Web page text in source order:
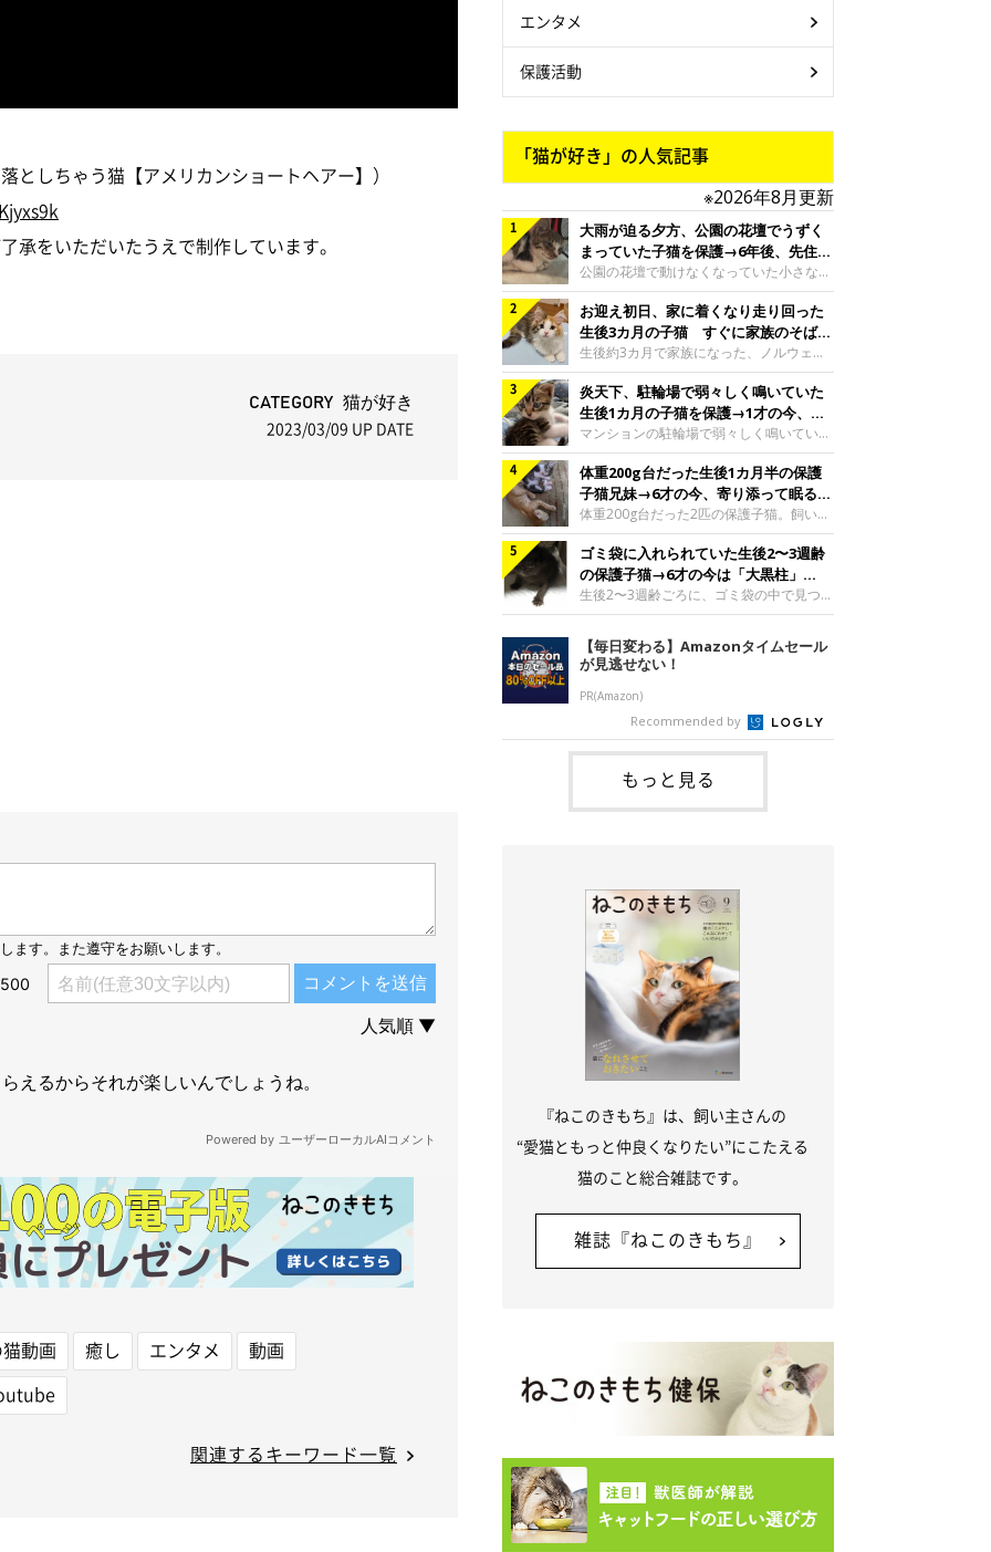
しちゃう猫【アメリカンショートヘアー】）
をいただいたうえで制作しています。
CATEGORY 猫が好き
2023/03/09 UP DATE
動画 癒し エンタメ
動画
関連するキーワード一覧
エンタメ
保護活動
「猫が好き」の人気記事
※2026年8月更新
大雨が迫る夕方、公園の花壇でうずく
まっていた子猫を保護→6年後、先住猫
と“姉妹”のような関係に
公園の花壇で動けなくなっていた小さな子
猫。家族に迎えられてから6年、先住猫と
の間には深い絆が育まれていました。保護
当時のティダちゃん。
@muumuu62197189紹介するのは、
X（旧Twitter）ユーザー
@muumuu62197189さんの愛猫・ティダ
ちゃん（取材時6才）の成長記録です。こ
ちらは、生後3カ月ごろのティダちゃん。
飼い主さんが出会ったのは、夜から大雨に
なると予報されていた日の夕方でした。花
壇で動けずにいた子猫保護したばかりのテ
ィダちゃん。@muumuu62197189飼い主
さんは、公園の
お迎え初日、家に着くなり走り回った
生後3カ月の子猫 すぐに家族のそばで
落ち着く姿に「迎えてよかった」
生後約3カ月で家族になった、ノルウェー
ジャンフォレストキャットの子猫。お迎え
翌日には、すでに家でくつろぐ様子を見せ
ていました。お迎え翌日、ベッドでうとう
とするむうちゃんお迎え翌日のむうちゃ
ん。@umimugi0304紹介するのは、
Instagramユーザー@umimugi0304さんの
愛猫・むうちゃん（撮影時、生後約3カ月
／ノルウェージャンフォレストキャッ
ト）。こちらは、お迎え翌日に撮影された
一枚。ゴハンをお腹いっぱい食べたむうち
ゃんは眠くなり、飼い主さん夫婦のベッド
でうとうとし始めたのだとか。飼い主さ
炎天下、駐輪場で弱々しく鳴いていた
生後1カ月の子猫を保護→1才の今、筋
肉質でツンデレなコに成長
マンションの駐輪場で弱々しく鳴いてい
た、生後1カ月ほどの子猫。家族に迎えら
れてから1年、体も行動も大きく成長しま
した。炎天下の駐輪場で鳴いていた小さな
子猫保護当時のモモちゃん。@Kingponzu
紹介するのは、X（旧Twitter）ユーザー
@Kingponzuさんの愛猫・モモちゃん（取
材時1才）の成長記録です。こちらは、モ
モちゃんが生後1カ月ごろに撮影された一
枚。飼い主さんの自宅マンションの駐輪場
です。子猫時代のモモちゃん。
@Kingponzuその日は気温が35℃を
体重200g台だった生後1カ月半の保護
子猫兄妹→6才の今、寄り添って眠る姿
にほっこり！
体重200g台だった2匹の保護子猫。飼い主
さんの家族になってから6年、ともに成長
するなかで、2匹の関係にも少しずつ変化
が見られました。家族になったばかりの小
さな兄妹猫（写真上から）妹猫・てんちゃ
ん、兄猫・ラムくん。@ten_ramu紹介す
るのは、X（旧Twitter）ユーザー
@ten_ramuさんの愛猫・ラムくんとてん
ちゃん（ともに取材時6才）の成長記録で
す。この写真は、お迎えして間もない生後
1カ月半ごろの2匹。当時、ラムくんは260
グラム、てんちゃんは209グラムと、どち
らもとても小さな体でした。2匹
ゴミ袋に入れられていた生後2〜3週齢
の保護子猫→6才の今は「大黒柱」
に！ 美しい黒猫に成長した姿にグッ
とくる
生後2〜3週齢ごろに、ゴミ袋の中で見つか
った小さな命。ミルクから育てられたその
子猫は今、家族に欠かせない存在へと成長
しました。ゴミ袋の中で見つかった、ミニ
モグラのような子猫よちよち歩きをしてい
たころの、生後2〜3週齢ごろのドンちゃ
ん。@doddou_1今回紹介するのは、
X（旧Twitter）ユーザー@doddou_1さん
の愛猫・ドンちゃん（取材時、推定6才／
本名：ドミトリー・ドンスコイ）。ドンち
ゃんは、保護猫でした。ドンちゃんが見つ
かったのは、飼い主さんの姉の勤め先の敷
【毎日変わる】Amazonタイムセール
が見逃せない！
PR(Amazon)
Recommended by
もっと見る
『ねこのきもち』は、飼い主さんの
“愛猫ともっと仲良くなりたい”にこたえる
猫のこと総合雑誌です。
雑誌『ねこのきもち』